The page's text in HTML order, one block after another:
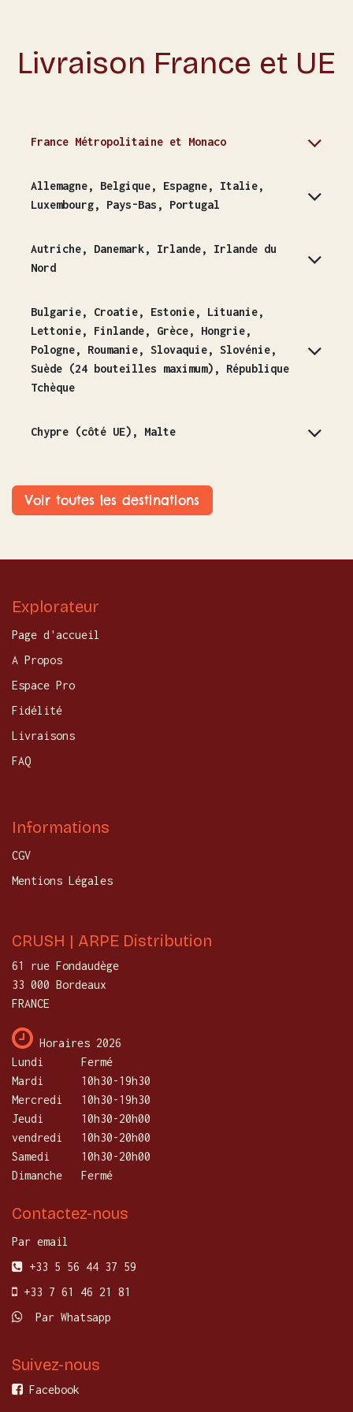
Livraison France et UE
France Métropolitaine et Monaco
Allemagne, Belgique, Espagne, Italie,
Luxembourg, Pays-Bas, Portugal
Autriche, Danemark, Irlande, Irlande du
Nord
Bulgarie, Croatie, Estonie, Lituanie,
Lettonie, Finlande, Grèce, Hongrie,
Pologne, Roumanie, Slovaquie, Slovénie,
Suède (24 bouteilles maximum), République
Tchèque
Chypre (côté UE), Malte
Voir toutes les destinations
Explorateur
Page d'accueil
A Propos
Espace Pro
Fidélité
Livraisons
FAQ
Informations
CGV
Mentions Légales
CRUSH | ARPE Distribution
61 rue Fondaudège
33 000 Bordeaux
FRANCE
Horaires 2026
Lundi
​Fermé
Mardi
10h30-19h30
Mercredi
​10h30-19h30
Jeudi
10h30-20h00
vendredi
10h30-20h00
Samedi
10h30-20h00
Dimanche
Fermé
Contactez-nous
Par email
+33 5 56 44 37 59
+33 7 61 46 21 81
Par Whatsapp
Suivez-nous
Facebook